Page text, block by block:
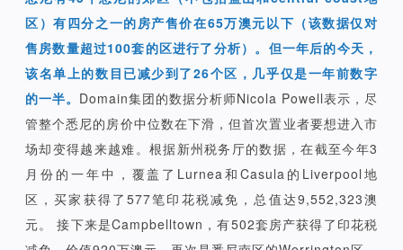
区）有四分之一的房产售价在65万澳元以下（该数据仅对
售房数量超过100套的区进行了分析）。但一年后的今天，
该名单上的数目已减少到了26个区，几乎仅是一年前数字
的一半。 Domain集团的数据分析师Nicola Powell表示，尽
管整个悉尼的房价中位数在下滑，但首次置业者要想进入市
场却变得越来越难。根据新州税务厅的数据，在截至今年3
月份的一年中，覆盖了Lurnea和Casula的Liverpool地
区，买家获得了577笔印花税减免，总值达9,552,323澳
元。 接下来是Campbelltown，有502套房产获得了印花税